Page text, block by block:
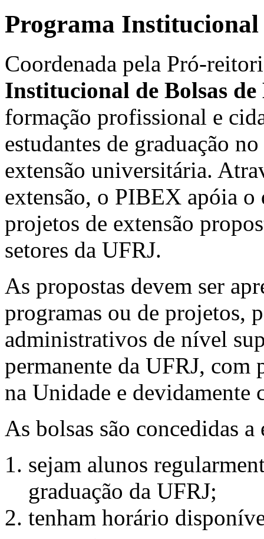
Programa Institucional
Coordenada pela Pró-
Institucional de Bolsas de
formação profissional e
estudantes de graduação
extensão universitária.
extensão, o PIBEX apóia
projetos de extensão
setores da UFRJ.
As propostas devem ser
programas ou de projetos,
administrativos de nível
permanente da UFRJ, com
na Unidade e devidamente
As bolsas são concedidas a
sejam alunos
graduação da UFRJ;
tenham horário